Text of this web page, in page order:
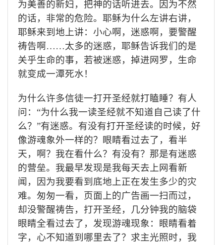
为美善的新妇，把神的话听进去。因为不然
的话，非常的危险。耶稣为什么左讲右讲，
耶稣来到地上讲：小心啊，迷惑啊，要警醒
祷告啊……太多的迷惑，耶稣告诉我们的是
关乎生命的事，若被迷惑，掉进网罗，生命
就变成一潭死水！
为什么许多信徒一打开圣经就打瞌睡？有人
问：“为什么我一读圣经就不知道自己读了什
么？”有迷惑。有没有打开圣经读的时候，好
像游魂象外一样的？眼睛看过去了，看半
天，啊？我在看什么？有没有？那是有迷惑
的营垒。我最早发现是我每天去上网看新
闻，因为我要看到底地上正在发生多少的灾
难。匆匆一看，页面上的广告画一扫而过，
却没警醒祷告，打开圣经，几分钟我的脑袋
眼睛全看过去了，发现游魂现象：眼睛看着
字，心不知道到哪里去了？求主光照时，我